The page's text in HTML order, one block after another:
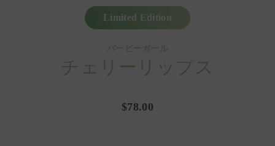
Limited Edition
チェリーリップス
$78.00